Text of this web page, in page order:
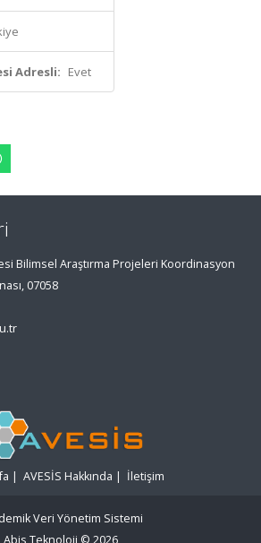
Adresli: Evet
Bilimsel Araştırma Projeleri Koordinasyon
07058
| AVESİS Hakkında | İletişim
Veri Yönetim Sistemi
Abis Teknoloji © 2026